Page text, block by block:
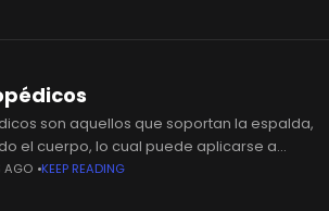
son aquellos que soportan la espalda,
el cuerpo, lo cual puede aplicarse a
ortopédicos no tienen una
AGO KEEP READING